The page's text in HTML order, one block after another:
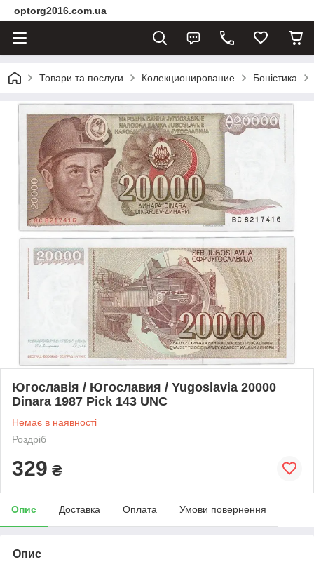
optorg2016.com.ua
Товари та послуги Колекционирование Боністика
Югославія / Югославия / Yugoslavia 20000
Dinara 1987 Pick 143 UNC
Немає в наявності
Роздріб
329 ₴
Опис Доставка Оплата Умови повернення
Опис